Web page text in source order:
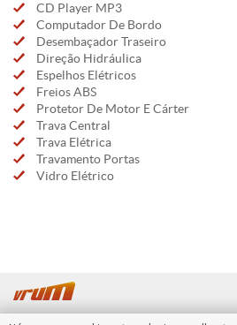
CD Player MP3
Computador De Bordo
Desembaçador Traseiro
Direção Hidráulica
Espelhos Elétricos
Freios ABS
Protetor De Motor E Cárter
Trava Central
Trava Elétrica
Travamento Portas
Vidro Elétrico